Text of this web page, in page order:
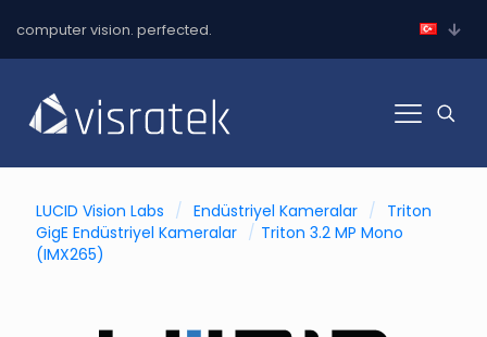
computer vision. perfected.
LUCID Vision Labs / Endüstriyel Kameralar /
Triton
GigE Endüstriyel Kameralar / Triton 3.2 MP Mono
(IMX265)